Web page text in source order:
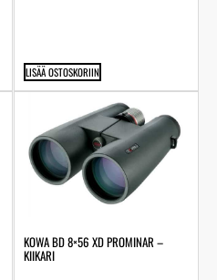
LISÄÄ OSTOSKORIIN
KOWA BD 8×56 XD PROMINAR –
KIIKARI